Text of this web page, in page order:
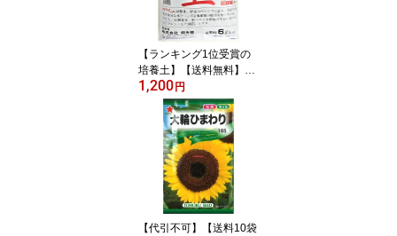
山野草の土 ガーデニング
【ランキング1位受賞の
培養土】【送料無料】
【お試し】【他の商品同
梱不可】□錦幸園オリジ
ナル関西風土6L 1袋 花の
土 野菜の土 花の土送料
無料 植木の土 観葉植物
の土 球根の土 バラの土
山野草の土 ガーデニング
1,200円
【代引不可】【送料10袋